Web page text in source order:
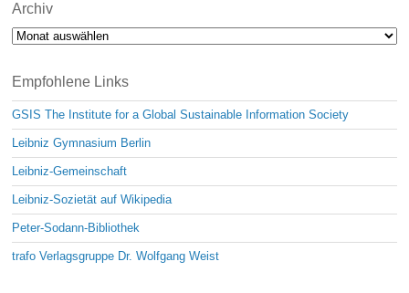
Archiv
Archiv
Empfohlene Links
GSIS The Institute for a Global Sustainable Information Society
Leibniz Gymnasium Berlin
Leibniz-Gemeinschaft
Leibniz-Sozietät auf Wikipedia
Peter-Sodann-Bibliothek
trafo Verlagsgruppe Dr. Wolfgang Weist